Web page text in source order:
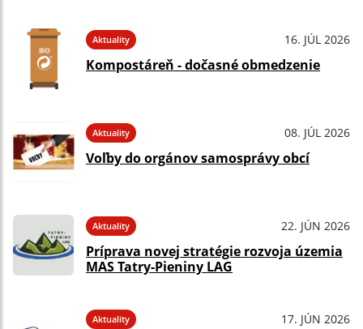
Aktuality 16. JÚL 2026
Kompostáreň - dočasné obmedzenie
Aktuality 08. JÚL 2026
Voľby do orgánov samosprávy obcí
Aktuality 22. JÚN 2026
Príprava novej stratégie rozvoja územia
MAS Tatry-Pieniny LAG
Aktuality 17. JÚN 2026